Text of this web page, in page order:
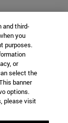
and third-
you
purposes.
or
select the
banner
options.
please visit